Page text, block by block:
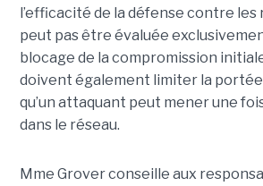
l’efficacité de la défense contre
peut pas être évaluée
blocage de la compromission
doivent également limiter la
qu’un attaquant peut mener une
dans le réseau.
Mme Grover conseille aux